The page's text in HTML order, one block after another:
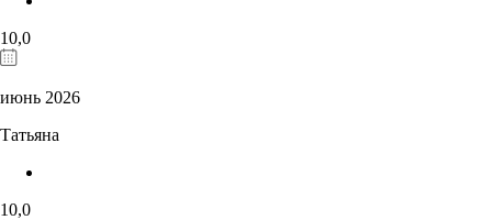
10,0
июнь 2026
Татьяна
10,0